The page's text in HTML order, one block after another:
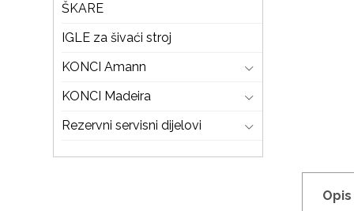
Opis
ŠKARE
IGLE za šivaći stroj
KONCI Amann
KONCI Madeira
Rezervni servisni dijelovi